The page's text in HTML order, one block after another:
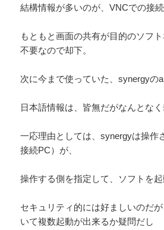
結構情報が多いのが、VNCでの接続
もともと画面の共有が目的のソフ
不要なので却下。
次に今まで使っていた、synergyの
日本語情報は、皆無だがなんとなく
一応理由としては、synergyは操作
接続PC）が、
操作する側を指定して、ソフトを起
セキュリティ的には好ましいのだ
いて複数起動が出来るか疑問だし